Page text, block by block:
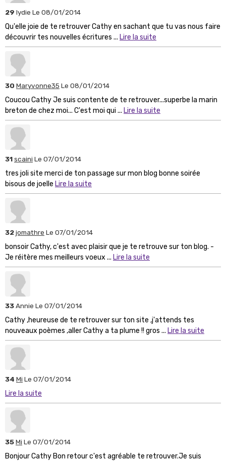
29 lydie Le 08/01/2014
Qu'elle joie de te retrouver Cathy en sachant que tu vas nous faire
découvrir tes nouvelles écritures ... Lire la suite
30 Maryvonne35 Le 08/01/2014
Coucou Cathy Je suis contente de te retrouver...superbe la marin
breton de chez moi... C'est moi qui ... Lire la suite
31scaini Le 07/01/2014
tres joli site merci de ton passage sur mon blog bonne soirée
bisous de joelle Lire la suite
32jomathre Le 07/01/2014
bonsoir Cathy, c'est avec plaisir que je te retrouve sur ton blog. -
Je réitère mes meilleurs voeux ... Lire la suite
33Annie Le 07/01/2014
Cathy ,heureuse de te retrouver sur ton site ,j'attends tes
nouveaux poèmes ,aller Cathy a ta plume !! gros ... Lire la suite
34 Mi Le 07/01/2014
Lire la suite
35Mi Le 07/01/2014
Bonjour Cathy Bon retour c'est agréable te retrouver.Je suis